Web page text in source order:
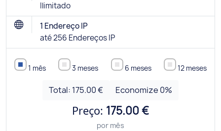
Ilimitado
1 Endereço IP
até 256 Endereços IP
1 mês 3 meses 6 meses 12 meses
Total: 175.00 € Economize 0%
Preço: 175.00 €
por mês